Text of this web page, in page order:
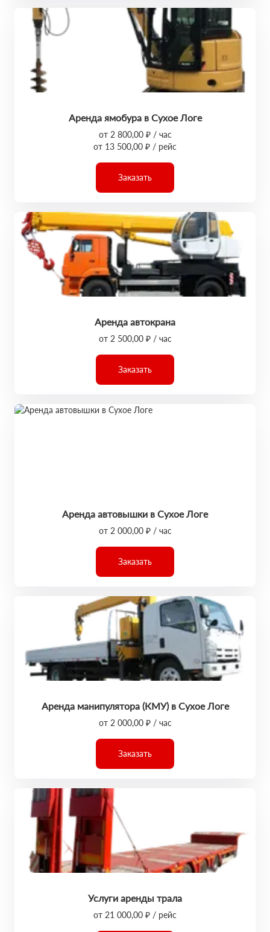
Аренда ямобура в Сухое Логе
от 2 800,00 ₽ / час
от 13 500,00 ₽ / рейс
Заказать
Аренда автокрана
от 2 500,00 ₽ / час
Заказать
Аренда автовышки в Сухое Логе
от 2 000,00 ₽ / час
Заказать
Аренда манипулятора (КМУ) в Сухое Логе
от 2 000,00 ₽ / час
Заказать
Услуги аренды трала
от 21 000,00 ₽ / рейс